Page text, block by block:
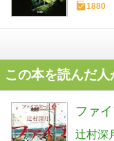
1880
この本を読んだ
ファ
辻村深